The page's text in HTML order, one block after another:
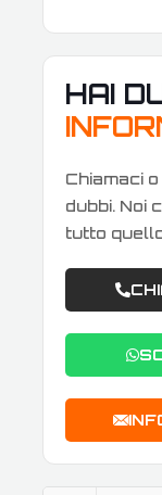
HAI
Chiamaci
dubbi. Noi
tutto